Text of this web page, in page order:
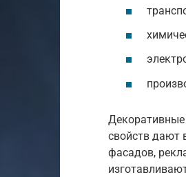
свойств дают
фасадов,